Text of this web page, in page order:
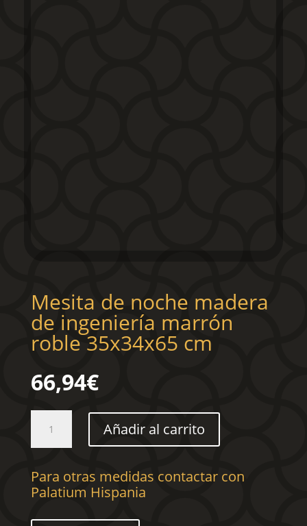
Mesita de noche madera
de ingeniería marrón
roble 35x34x65 cm
66,94€
noche
de
ingeniería
Añadir al carrito
Para otras medidas contactar con
Palatium Hispania